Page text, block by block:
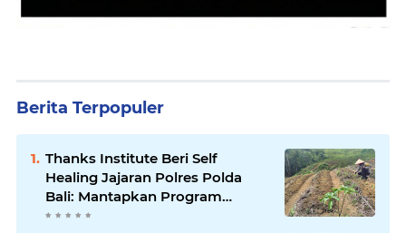
Berita Terpopuler
Thanks Institute Beri Self
Healing Jajaran Polres Polda
Bali: Mantapkan Program
Unggulan Kapolda